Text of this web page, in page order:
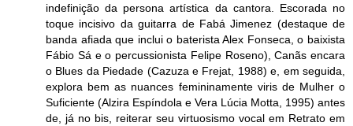
indefinição da persona artística da cantora. Escorada no
toque incisivo da guitarra de Fabá Jimenez (destaque de
banda afiada que inclui o baterista Alex Fonseca, o baixista
Fábio Sá e o percussionista Felipe Roseno), Canãs encara
o Blues da Piedade (Cazuza e Frejat, 1988) e, em seguida,
explora bem as nuances femininamente viris de Mulher o
Suficiente (Alzira Espíndola e Vera Lúcia Motta, 1995) antes
de, já no bis, reiterar seu virtuosismo vocal em Retrato em